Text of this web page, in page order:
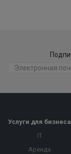
Услуги для бизнеса
IT
Аренда